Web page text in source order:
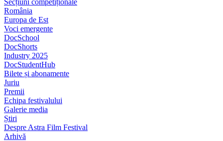
România
Europa de Est
Voci emergente
DocSchool
DocShorts
Industry 2025
DocStudentHub
Bilete și abonamente
Juriu
Premii
Echipa festivalului
Galerie media
Știri
Despre Astra Film Festival
Arhivă